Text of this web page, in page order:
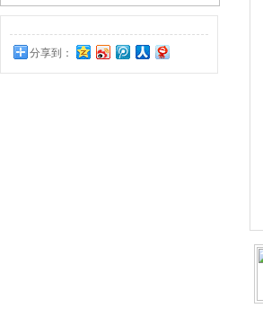
分享到：